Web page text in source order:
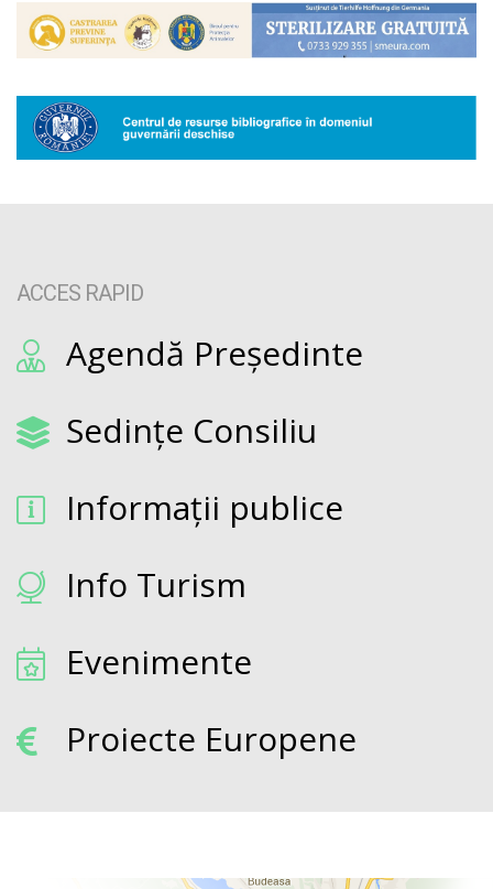
ACCES RAPID
Agendă Președinte
Sedințe Consiliu
Informații publice
Info Turism
Evenimente
Proiecte Europene